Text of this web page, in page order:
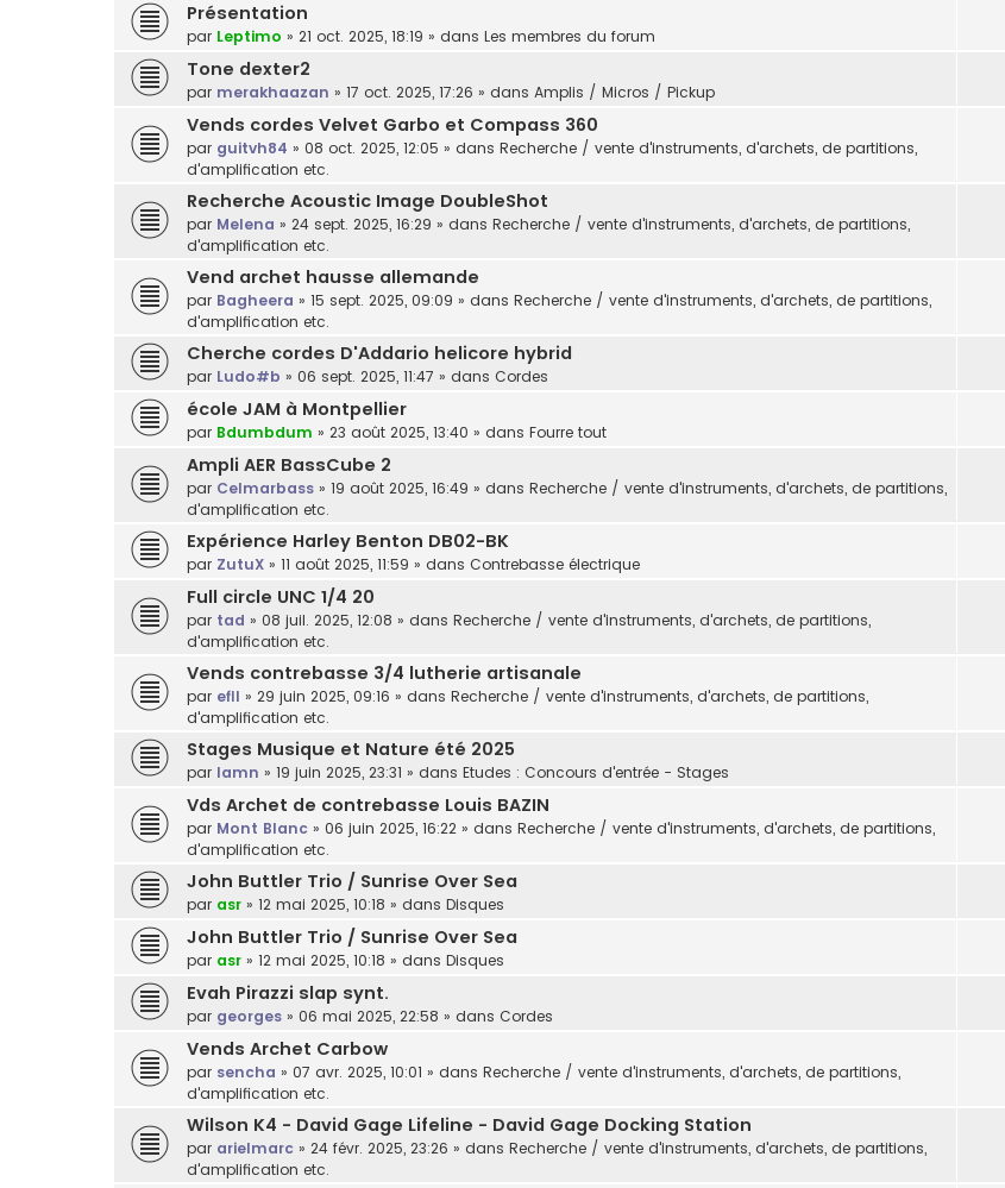
Présentation
par Leptimo » 21 oct. 2025, 18:19 » dans Les membres du forum
Tone dexter2
par merakhaazan » 17 oct. 2025, 17:26 » dans Amplis / Micros / Pickup
Vends cordes Velvet Garbo et Compass 360
par guitvh84 » 08 oct. 2025, 12:05 » dans Recherche / vente d'instruments, d'archets, de partitions,
d'amplification etc.
Recherche Acoustic Image DoubleShot
par Melena » 24 sept. 2025, 16:29 » dans Recherche / vente d'instruments, d'archets, de partitions,
d'amplification etc.
Vend archet hausse allemande
par Bagheera » 15 sept. 2025, 09:09 » dans Recherche / vente d'instruments, d'archets, de partitions,
d'amplification etc.
Cherche cordes D'Addario helicore hybrid
par Ludo#b » 06 sept. 2025, 11:47 » dans Cordes
école JAM à Montpellier
par Bdumbdum » 23 août 2025, 13:40 » dans Fourre tout
Ampli AER BassCube 2
par Celmarbass » 19 août 2025, 16:49 » dans Recherche / vente d'instruments, d'archets, de partitions,
d'amplification etc.
Expérience Harley Benton DB02-BK
par ZutuX » 11 août 2025, 11:59 » dans Contrebasse électrique
Full circle UNC 1/4 20
par tad » 08 juil. 2025, 12:08 » dans Recherche / vente d'instruments, d'archets, de partitions,
d'amplification etc.
Vends contrebasse 3/4 lutherie artisanale
par efll » 29 juin 2025, 09:16 » dans Recherche / vente d'instruments, d'archets, de partitions,
d'amplification etc.
Stages Musique et Nature été 2025
par lamn » 19 juin 2025, 23:31 » dans Etudes : Concours d'entrée - Stages
Vds Archet de contrebasse Louis BAZIN
par Mont Blanc » 06 juin 2025, 16:22 » dans Recherche / vente d'instruments, d'archets, de partitions,
d'amplification etc.
John Buttler Trio / Sunrise Over Sea
par asr » 12 mai 2025, 10:18 » dans Disques
John Buttler Trio / Sunrise Over Sea
par asr » 12 mai 2025, 10:18 » dans Disques
Evah Pirazzi slap synt.
par georges » 06 mai 2025, 22:58 » dans Cordes
Vends Archet Carbow
par sencha » 07 avr. 2025, 10:01 » dans Recherche / vente d'instruments, d'archets, de partitions,
d'amplification etc.
Wilson K4 - David Gage Lifeline - David Gage Docking Station
par arielmarc » 24 févr. 2025, 23:26 » dans Recherche / vente d'instruments, d'archets, de partitions,
d'amplification etc.